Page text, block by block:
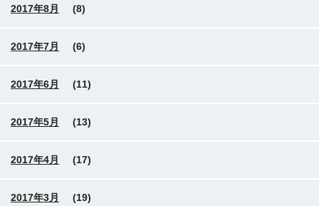
2017年8月 (8)
2017年7月 (6)
2017年6月 (11)
2017年5月 (13)
2017年4月 (17)
2017年3月 (19)